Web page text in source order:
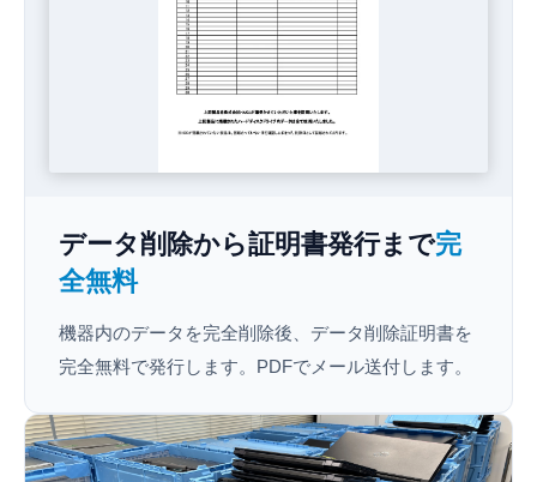
データ削除から証明書発行まで完
全無料
機器内のデータを完全削除後、データ削除証明書を
完全無料で発行します。PDFでメール送付します。